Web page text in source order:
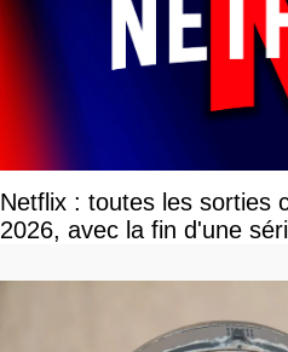
Netflix : toutes les sorties
2026, avec la fin d'une